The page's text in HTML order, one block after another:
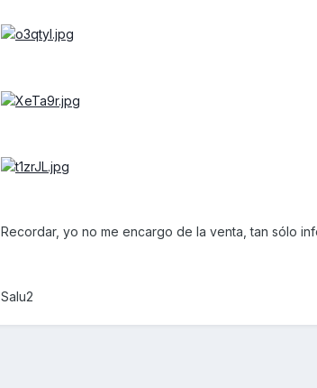
Recordar, yo no me encargo de la venta, tan sólo
Salu2